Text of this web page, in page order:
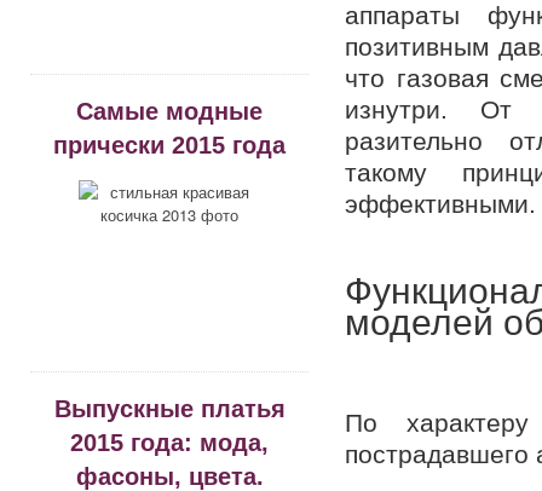
Самые модные
прически 2015 года
Выпускные платья
2015 года: мода,
фасоны, цвета.
аппараты
позитивным
что газовая
изнутри. От
разительно
такому
эффективными.
моделей
По
пострадавшего